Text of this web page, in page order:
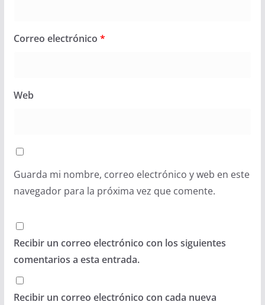
Correo electrónico *
Web
Guarda mi nombre, correo electrónico y web en este
navegador para la próxima vez que comente.
Recibir un correo electrónico con los siguientes
comentarios a esta entrada.
Recibir un correo electrónico con cada nueva